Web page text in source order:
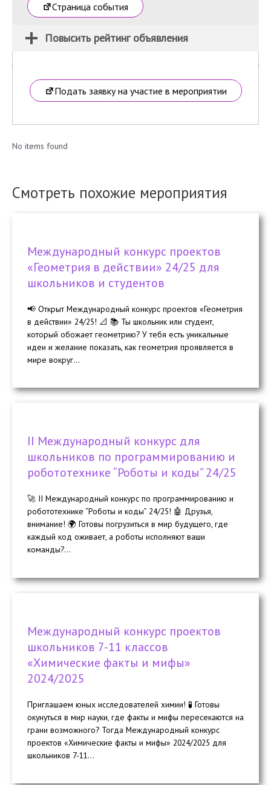
Страница события
Повысить рейтинг объявления
Подать заявку на участие в мероприятии
No items found
Смотреть похожие мероприятия
Международный конкурс проектов
«Геометрия в действии» 24/25 для
школьников и студентов
📢 Открыт Международный конкурс проектов «Геометрия
в действии» 24/25! 📐 📚 Ты школьник или студент,
который обожает геометрию? У тебя есть уникальные
идеи и желание показать, как геометрия проявляется в
мире вокруг...
II Международный конкурс для
школьников по программированию и
робототехнике “Роботы и коды” 24/25
🚀 II Международный конкурс по программированию и
робототехнике “Роботы и коды” 24/25! 🤖 Друзья,
внимание! 🌍 Готовы погрузиться в мир будущего, где
каждый код оживает, а роботы исполняют ваши
команды?...
Международный конкурс проектов
школьников 7-11 классов
«Химические факты и мифы»
2024/2025
Приглашаем юных исследователей химии! 🧪 Готовы
окунуться в мир науки, где факты и мифы пересекаются на
грани возможного? Тогда Международный конкурс
проектов «Химические факты и мифы» 2024/2025 для
школьников 7-11...